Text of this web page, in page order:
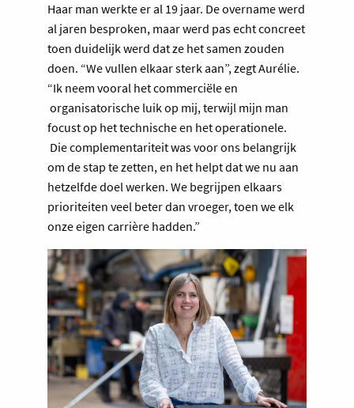
Haar man werkte er al 19 jaar. De overname werd
al jaren besproken, maar werd pas echt concreet
toen duidelijk werd dat ze het samen zouden
doen. “We vullen elkaar sterk aan”, zegt Aurélie.
“Ik neem vooral het commerciële en
organisatorische luik op mij, terwijl mijn man
focust op het technische en het operationele.
Die complementariteit was voor ons belangrijk
om de stap te zetten, en het helpt dat we nu aan
hetzelfde doel werken. We begrijpen elkaars
prioriteiten veel beter dan vroeger, toen we elk
onze eigen carrière hadden.”